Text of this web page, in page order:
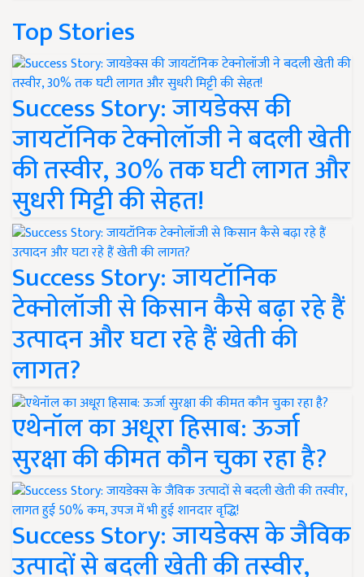
Top Stories
Success Story: जायडेक्स की
जायटॉनिक टेक्नोलॉजी ने बदली खेती
की तस्वीर, 30% तक घटी लागत और
सुधरी मिट्टी की सेहत!
Success Story: जायटॉनिक
टेक्नोलॉजी से किसान कैसे बढ़ा रहे हैं
उत्पादन और घटा रहे हैं खेती की
लागत?
एथेनॉल का अधूरा हिसाब: ऊर्जा
सुरक्षा की कीमत कौन चुका रहा है?
Success Story: जायडेक्स के जैविक
उत्पादों से बदली खेती की तस्वीर,